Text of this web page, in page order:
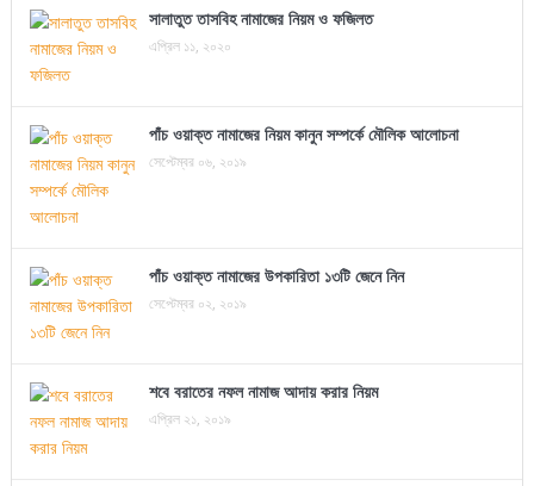
সালাতুত তাসবিহ নামাজের নিয়ম ও ফজিলত
এপ্রিল ১১, ২০২০
পাঁচ ওয়াক্ত নামাজের নিয়ম কানুন সম্পর্কে মৌলিক আলোচনা
সেপ্টেম্বর ০৬, ২০১৯
পাঁচ ওয়াক্ত নামাজের উপকারিতা ১৩টি জেনে নিন
সেপ্টেম্বর ০২, ২০১৯
শবে বরাতের নফল নামাজ আদায় করার নিয়ম
এপ্রিল ২১, ২০১৯